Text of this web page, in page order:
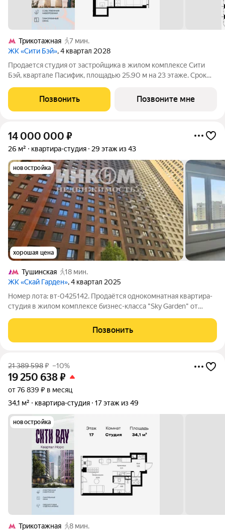
Трикотажная
7 мин.
ЖК «Сити Бэй», 4 квартал 2028
Продается студия от застройщика в жилом комплексе Сити
Бэй, квартале Пасифик, площадью 25.90 м на 23 этаже. Срок
Бэй - настоящий город в городе с отлично развитой
инфраструктурой и
Позвонить Позвоните мне
14 000 000 ₽
26 м² квартира-студия 29 этаж из 43
новостройка
хорошая цена
Тушинская
18 мин.
ЖК «Скай Гарден», 4 квартал 2025
Номер лота: вт-0425142. Продаётся однокомнатная квартира-
студия в жилом комплексе бизнес-класса "Sky Garden" от
комплекса "Sky Garden" лишен эффекта монолитной стены. ЖК
состоит из 4-х корпусов,
Позвонить
21 389 598₽ –10%
19 250 638₽
от 76 839 ₽ в месяц
34,1 м²
квартира-студия 17 этаж из 49
новостройка
Трикотажная 8 мин.